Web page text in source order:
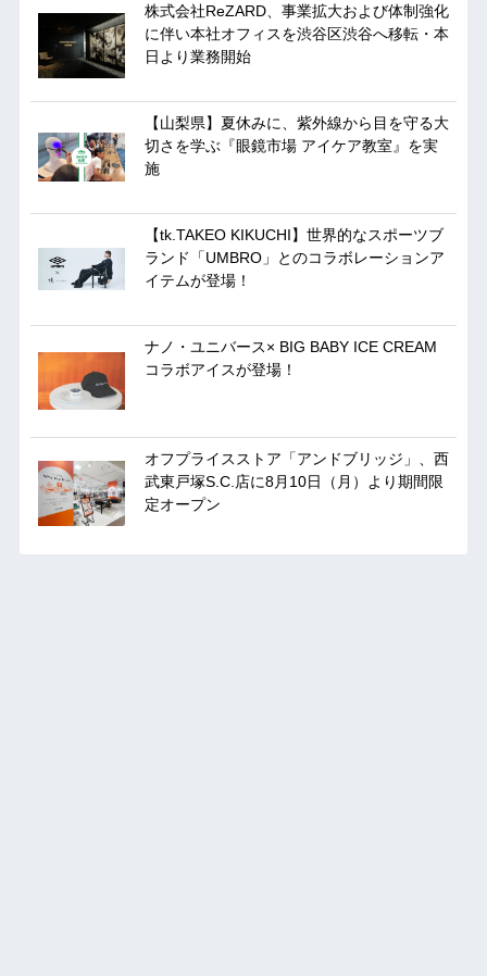
株式会社ReZARD、事業拡大および体制強化
に伴い本社オフィスを渋谷区渋谷へ移転・本
日より業務開始
【山梨県】夏休みに、紫外線から目を守る大
切さを学ぶ『眼鏡市場 アイケア教室』を実
施
【tk.TAKEO KIKUCHI】世界的なスポーツブ
ランド「UMBRO」とのコラボレーションア
イテムが登場！
ナノ・ユニバース× BIG BABY ICE CREAM
コラボアイスが登場！
オフプライスストア「アンドブリッジ」、西
武東戸塚S.C.店に8月10日（月）より期間限
定オープン